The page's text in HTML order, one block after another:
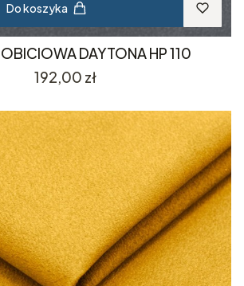
Do koszyka
DAYTONA HP 110
Cena
192,00 zł